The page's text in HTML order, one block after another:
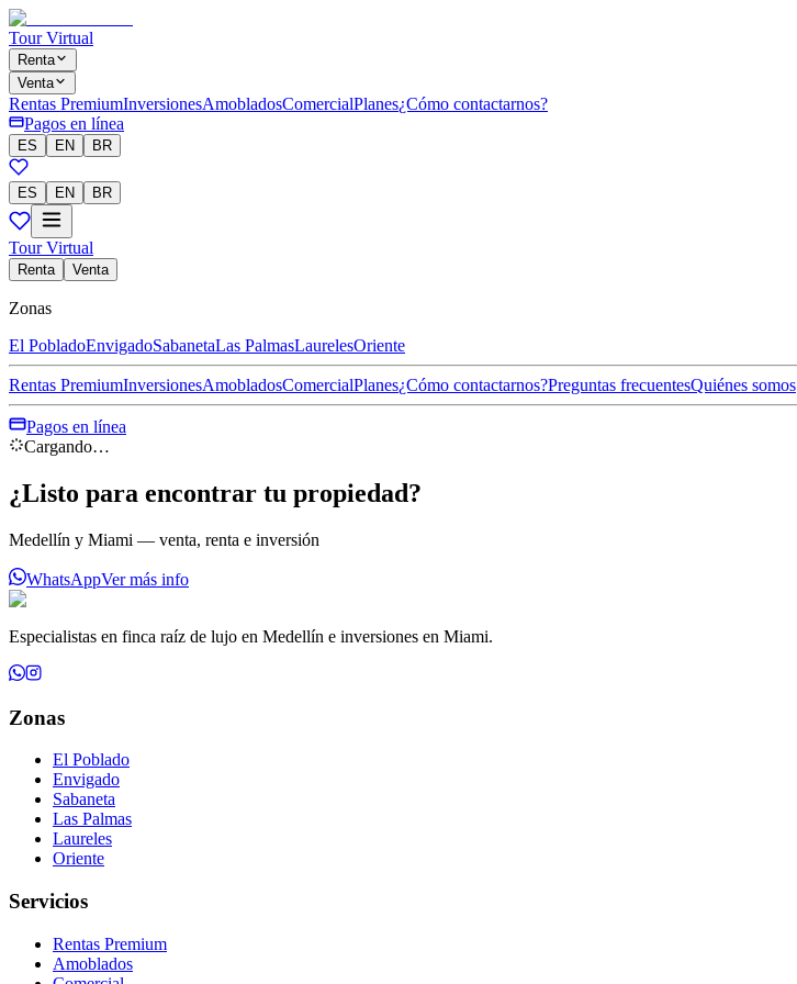
Tour Virtual
Renta
Venta
Rentas PremiumInversionesAmobladosComercialPlanes¿Cómo contactarnos?
Pagos en línea
ES EN BR
ES EN BR
Tour Virtual
Renta Venta
Zonas
El PobladoEnvigadoSabanetaLas PalmasLaurelesOriente
Rentas PremiumInversionesAmobladosComercialPlanes¿Cómo contactarnos?Preguntas frecuentesQuiénes somos
Pagos en línea
Cargando…
¿Listo para encontrar tu propiedad?
Medellín y Miami — venta, renta e inversión
WhatsAppVer más info
Especialistas en finca raíz de lujo en Medellín e inversiones en Miami.
Zonas
El Poblado
Envigado
Sabaneta
Las Palmas
Laureles
Oriente
Servicios
Rentas Premium
Amoblados